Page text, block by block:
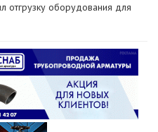
отгрузку оборудования для